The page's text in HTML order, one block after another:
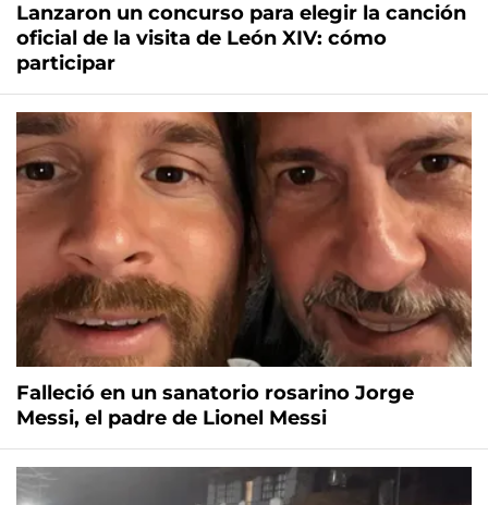
Lanzaron un concurso para elegir la canción
oficial de la visita de León XIV: cómo
participar
Falleció en un sanatorio rosarino Jorge
Messi, el padre de Lionel Messi